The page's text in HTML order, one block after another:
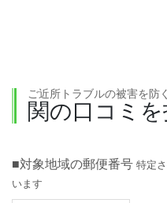
ご近所トラブルの被害を防
関の口コミ
■対象地域の郵便番号 特定
います